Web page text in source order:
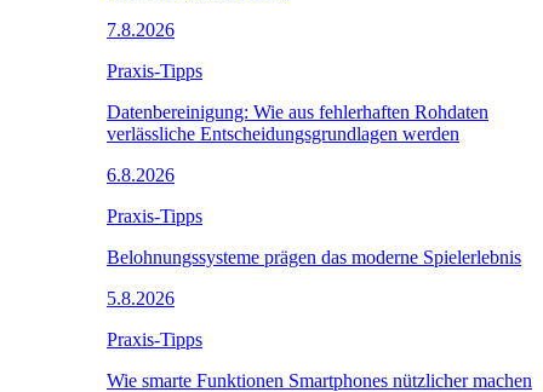
7.8.2026
Praxis-Tipps
Datenbereinigung: Wie aus fehlerhaften Rohdaten
verlässliche Entscheidungsgrundlagen werden
6.8.2026
Praxis-Tipps
Belohnungssysteme prägen das moderne Spielerlebnis
5.8.2026
Praxis-Tipps
Wie smarte Funktionen Smartphones nützlicher machen